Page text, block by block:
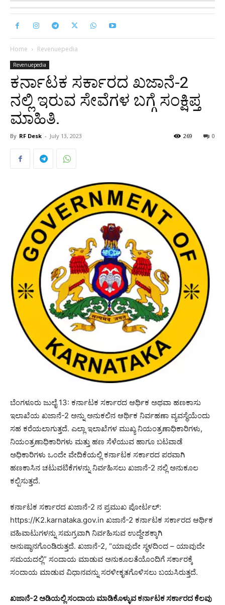
Home Revenuepedia
Revenuepedia
ಕರ್ನಾಟಕ ಸರ್ಕಾರದ ಖಜಾನೆ-2
ನಲ್ಲಿ ಇರುವ ಸೇವೆಗಳ ಬಗ್ಗೆ ಸಂಕ್ಷಿಪ್ತ
ಮಾಹಿತಿ.
By RF Desk - July 13, 2023 0
269
ಬೆಂಗಳೂರು ಜುಲೈ 13: ಕರ್ನಾಟಕ ಸರ್ಕಾರದ ಆರ್ಥಿಕ ಅಥವಾ ಹಣಕಾಸು
ಇಲಾಖೆಯ ಖಜಾನೆ-2 ಅನ್ನು ಅನುಕಲಿನ ಆರ್ಥಿಕ ನಿರ್ವಹಣಾ ವ್ಯವಸ್ಥೆಯೆಂದು
ಸಹ ಕರೆಯಲಾಗುತ್ತದೆ. ಎಲ್ಲಾ ಇಲಾಖೆಗಳ ಮುಖ್ಯ ನಿಯಂತ್ರಣಾಧಿಕಾರಿಗಳು,
ನಿಯಂತ್ರಣಾಧಿಕಾರಿಗಳು ಮತ್ತು ಹಣ ಸೆಳೆಯುವ ಹಾಗೂ ಬಟವಾಡೆ
ಅಧಿಕಾರಿಗಳು ಒಂದೇ ವೇದಿಕೆಯಲ್ಲಿ ಕರ್ನಾಟಕ ಸರ್ಕಾರದ ಪರವಾಗಿ
ಹಣಕಾಸಿನ ಚಟುವಟಿಕೆಗಳನ್ನು ನಿರ್ವಹಿಸಲು ಖಜಾನೆ-2 ನಲ್ಲಿ ಅನುಕೂಲ
ಕಲ್ಪಿಸುತ್ತದೆ.
ಕರ್ನಾಟಕ ಸರ್ಕಾರದ ಖಜಾನೆ-2 ನ ಪ್ರಮುಖ ಪೋರ್ಟಲ್:
https://K2.karnataka.gov.in ಖಜಾನೆ-2 ಕರ್ನಾಟಕ ಸರ್ಕಾರದ ಆರ್ಥಿಕ
ವಹಿವಾಟುಗಳನ್ನು ಸಮಗ್ರವಾಗಿ ನಿರ್ವಹಿಸುವ ಉದ್ದೇಶಕ್ಕಾಗಿ
ಅನುಷ್ಠಾನಗೊಂಡಿರುತ್ತದೆ. ಖಜಾನೆ-2, “ಯಾವುದೇ ಸ್ಥಳದಿಂದ – ಯಾವುದೇ
ಸಮಯದಲ್ಲಿ” ಸಂದಾಯ ಮಾಡುವ ಅನುಕೂಲತೆಯೊಂದಿಗೆ ಸರ್ಕಾರಕ್ಕೆ
ಸಂದಾಯ ಮಾಡುವ ವಿಧಾನವನ್ನು ಸರಳೀಕೃತಗೊಳಿಸಲು ಬಯಸಿರುತ್ತದೆ.
ಖಜಾನೆ-2 ಅಡಿಯಲ್ಲಿ ಸಂದಾಯ ಮಾಡಿಕೊಳ್ಳುವ ಕರ್ನಾಟಕ ಸರ್ಕಾರದ ಕೆಲವು